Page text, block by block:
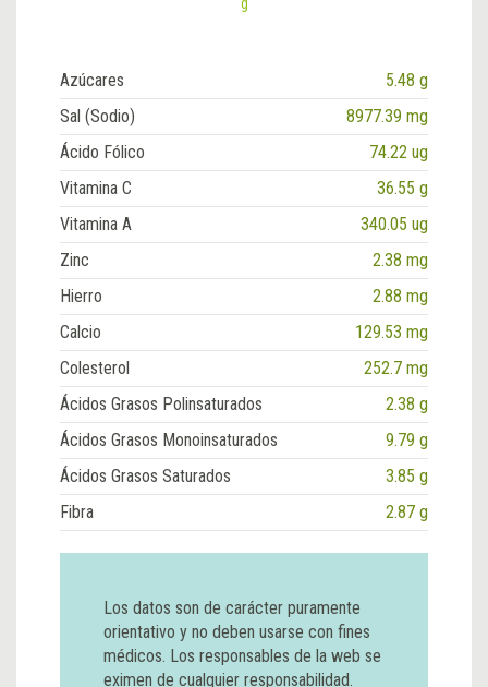
g
Azúcares
5.48 g
Sal (Sodio)
8977.39 mg
Ácido Fólico
74.22 ug
Vitamina C
36.55 g
Vitamina A
340.05 ug
Zinc
2.38 mg
Hierro
2.88 mg
Calcio
129.53 mg
Colesterol
252.7 mg
Ácidos Grasos Polinsaturados
2.38 g
Ácidos Grasos Monoinsaturados
9.79 g
Ácidos Grasos Saturados
3.85 g
Fibra
2.87 g
Los datos son de carácter puramente
orientativo y no deben usarse con fines
médicos. Los responsables de la web se
eximen de cualquier responsabilidad.